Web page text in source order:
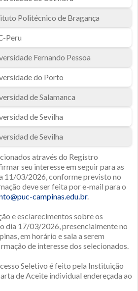
Politécnico de Bragança
Peru
Fernando Pessoa
do Porto
de Salamanca
de Sevilha
de Sevilha
através do Registro
seu interesse em seguir para as
11/03/2026, conforme previsto no
deve ser feita por e-mail para o
campinas.edu.br.
e esclarecimentos sobre os
dia 17/03/2026, presencialmente no
em horário e sala a serem
de interesse dos selecionados.
Seletivo é feito pela Instituição
de Aceite individual endereçada ao